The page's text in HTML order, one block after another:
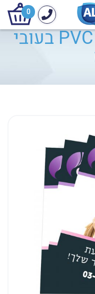
0
הדפסה דו"צ על PVC בעובי